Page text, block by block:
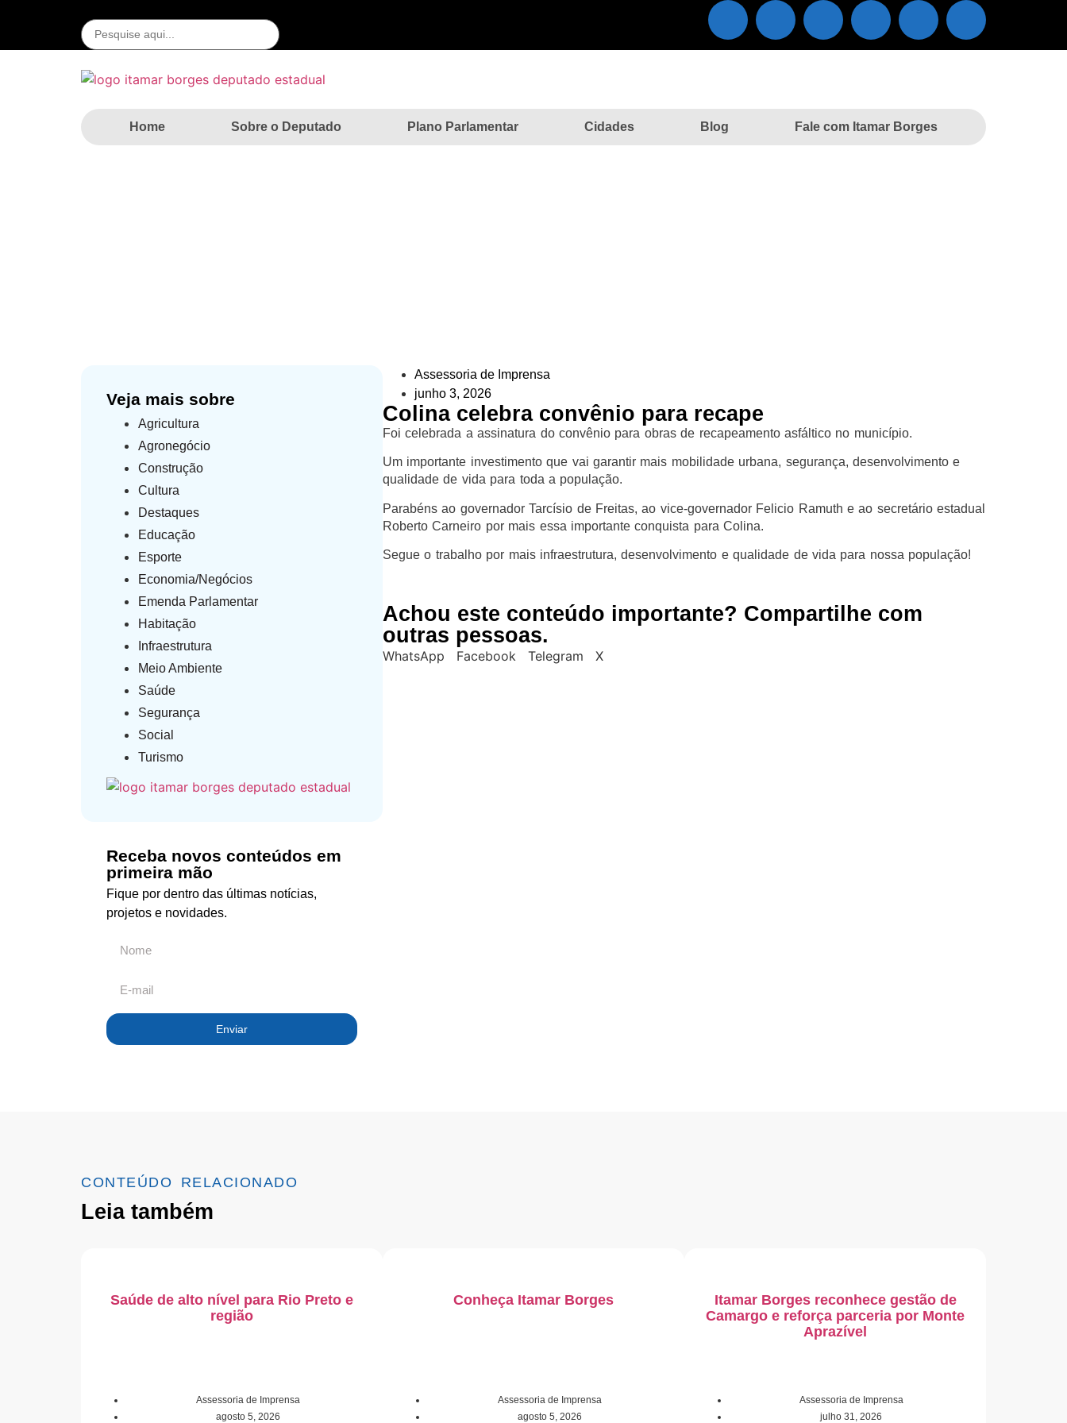
Home Sobre o Deputado Plano Parlamentar Cidades Blog Fale com Itamar Borges
Veja mais sobre
Agricultura
Agronegócio
Construção
Cultura
Destaques
Educação
Esporte
Economia/Negócios
Emenda Parlamentar
Habitação
Infraestrutura
Meio Ambiente
Saúde
Segurança
Social
Turismo
Receba novos conteúdos em
primeira mão
Fique por dentro das últimas notícias,
projetos e novidades.
Enviar
Assessoria de Imprensa
junho 3, 2026
Colina celebra convênio para recape
Foi celebrada a assinatura do convênio para obras de recapeamento asfáltico no município.
Um importante investimento que vai garantir mais mobilidade urbana, segurança, desenvolvimento e
qualidade de vida para toda a população.
Parabéns ao governador Tarcísio de Freitas, ao vice-governador Felicio Ramuth e ao secretário estadual
Roberto Carneiro por mais essa importante conquista para Colina.
Segue o trabalho por mais infraestrutura, desenvolvimento e qualidade de vida para nossa população!
Achou este conteúdo importante? Compartilhe com
outras pessoas.
WhatsApp Facebook Telegram X
CONTEÚDO RELACIONADO
Leia também
Saúde de alto nível para Rio Preto e
região
Assessoria de Imprensa
agosto 5, 2026
Conheça Itamar Borges
Assessoria de Imprensa
agosto 5, 2026
Itamar Borges reconhece gestão de
Camargo e reforça parceria por Monte
Aprazível
Assessoria de Imprensa
julho 31, 2026